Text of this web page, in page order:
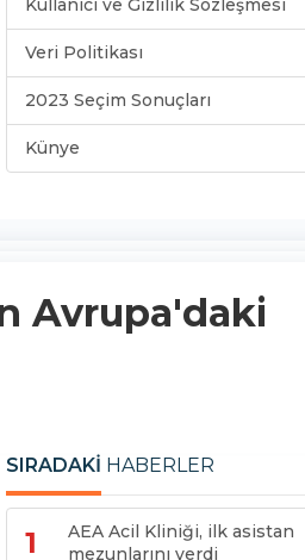
Kullanıcı ve Gizlilik Sözleşmesi
Veri Politikası
2023 Seçim Sonuçları
Künye
Avrupa'daki
SIRADAKİ HABERLER
1
AEA Acil Kliniği, ilk asistan
mezunlarını verdi